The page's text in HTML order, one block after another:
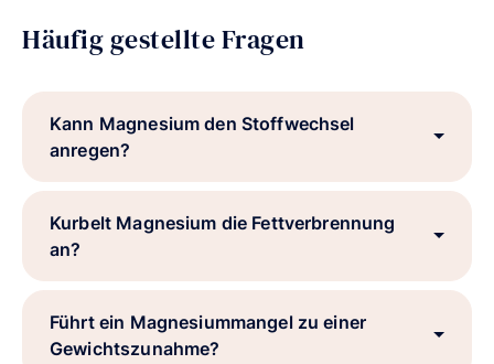
Häufig gestellte Fragen
Kann Magnesium den Stoffwechsel
anregen?
Kurbelt Magnesium die Fettverbrennung
an?
Führt ein Magnesiummangel zu einer
Gewichtszunahme?